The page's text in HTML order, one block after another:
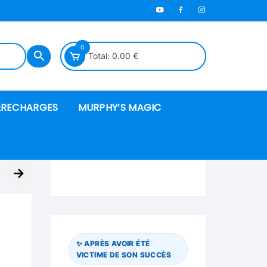
0
Total: 0.00 €
MURPHY’S MAGIC
→
✨ APRÈS AVOIR ÉTÉ
VICTIME DE SON SUCCÈS